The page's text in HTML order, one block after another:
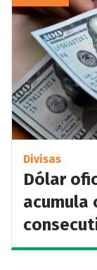
Divisas
Dólar
acumula